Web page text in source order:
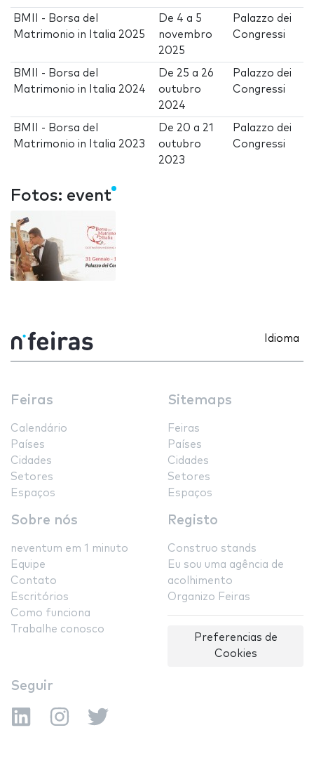
BMII - Borsa del
Matrimonio in Italia 2025
De 4 a 5
novembro
2025
Palazzo dei
Congressi
BMII - Borsa del
Matrimonio in Italia 2024
De 25 a 26
outubro
2024
Palazzo dei
Congressi
BMII - Borsa del
Matrimonio in Italia 2023
De 20 a 21
outubro
2023
Palazzo dei
Congressi
Fotos: event
Idioma
Feiras
Calendário
Países
Cidades
Setores
Espaços
Sitemaps
Feiras
Países
Cidades
Setores
Espaços
Sobre nós
neventum em 1 minuto
Equipe
Contato
Escritórios
Como funciona
Trabalhe conosco
Registo
Construo stands
Eu sou uma agência de
acolhimento
Organizo Feiras
Preferencias de
Cookies
Seguir